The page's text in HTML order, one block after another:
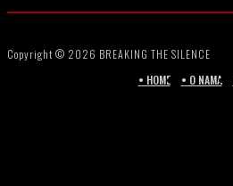
Copyright © 2026 BREAKING THE SILENCE
• HOME
• O NAMA